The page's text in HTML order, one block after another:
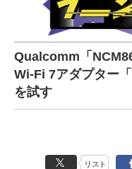
Qualcomm「
Wi-Fi 7アダプター
を試す
リスト